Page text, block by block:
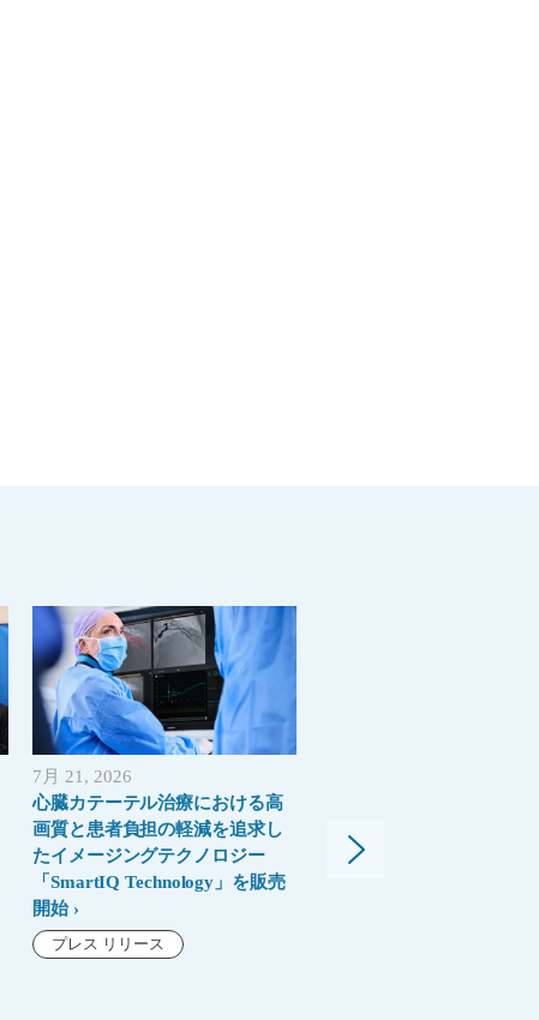
7月 21, 2026
心臓カテーテル治療における高
画質と患者負担の軽減を追求し
たイメージングテクノロジー
「SmartIQ Technology」を販売
開始
プレス リリース
「Elevate Plus」誕生“より